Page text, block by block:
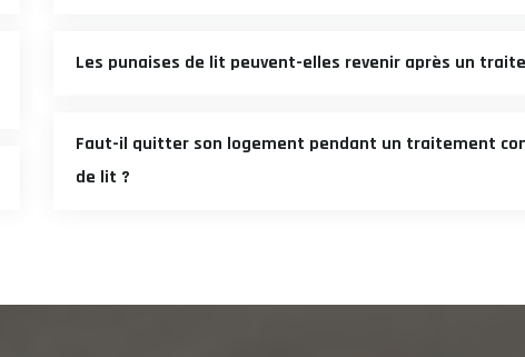
Les punaises de lit peuvent-elles revenir après un
Faut-il quitter son logement pendant un traitement
de lit ?